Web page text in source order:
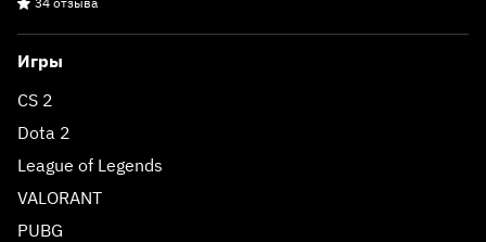
Игры
CS 2
Dota 2
League of Legends
VALORANT
PUBG